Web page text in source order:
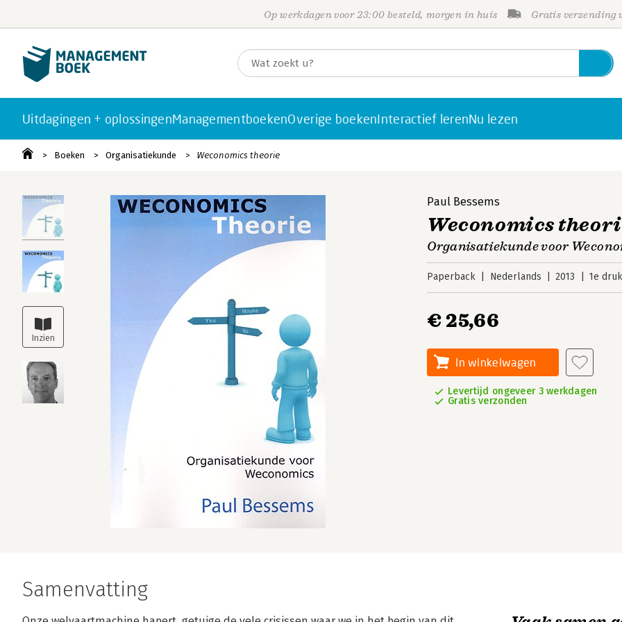
Op werkdagen voor 23:00 besteld, morgen in huis Gratis verzending
Uitdagingen + oplossingenManagementboekenOverige boekenInteractief lerenNu lezen
Boeken Organisatiekunde Weconomics theorie
Paul Bessems
Weconomics
Organisatiekunde voor
Paperback Nederlands 2013 1e druk
€ 25,66
In winkelwagen
Levertijd ongeveer 3 werkdagen
Gratis verzonden
Samenvatting